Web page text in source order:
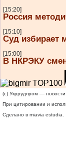
[15:20]
Россия
[15:10]
Суд избирает
[15:00]
В НКРЭКУ
(c) Укррудпром —
При цитировании и
Сделано в miavia estudia.